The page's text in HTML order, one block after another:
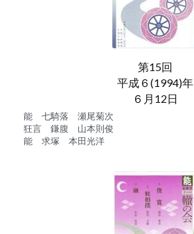
第15回
平成６(1994)年
６月12日
能　七騎落　瀬尾菊次
狂言　鎌腹　山本則俊
能　求塚　本田光洋